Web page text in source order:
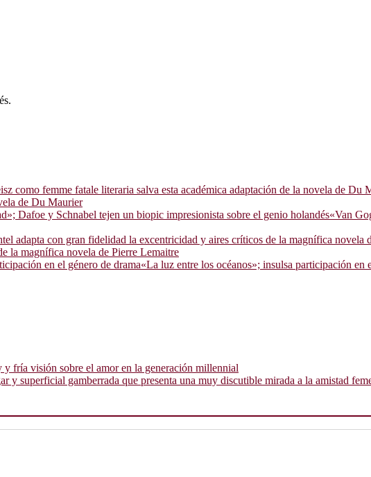
de Du Maurier
«Van
la magnífica novela de Pierre Lemaitre
«La luz entre los océanos»; insulsa participación en
y fría visión sobre el amor en la generación millennial
y superficial gamberrada que presenta una muy discutible mirada a la amistad